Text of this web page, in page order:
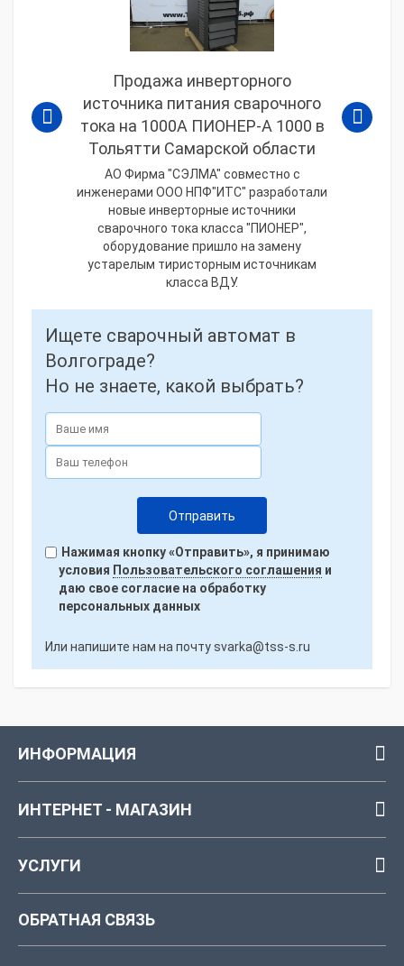
Продажа инверторного
источника питания сварочного
тока на 1000А ПИОНЕР-А 1000 в
Тольятти Самарской области
АО Фирма "СЭЛМА" совместно с
инженерами ООО НПФ"ИТС" разработали
новые инверторные источники
сварочного тока класса "ПИОНЕР",
оборудование пришло на замену
устарелым тиристорным источникам
класса ВДУ.
Ищете сварочный автомат в
Волгограде?
Но не знаете, какой выбрать?
Нажимая кнопку «Отправить», я принимаю
условия Пользовательского соглашения и
даю свое согласие на обработку
персональных данных
Или напишите нам на почтуsvarka@tss-s.ru
ИНФОРМАЦИЯ
ИНТЕРНЕТ - МАГАЗИН
УСЛУГИ
ОБРАТНАЯ СВЯЗЬ